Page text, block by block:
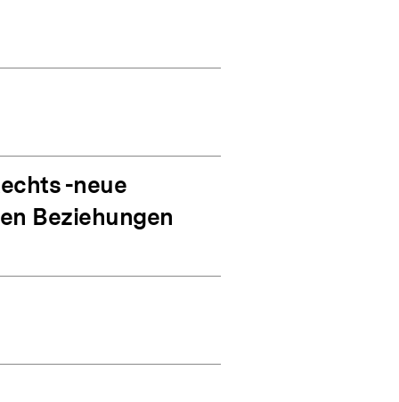
-neue
Beziehungen